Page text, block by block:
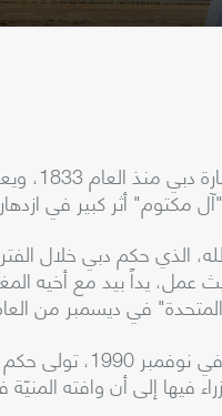
تتولى
مكتوم" أثر كبير في
عمل، يداً بيد مع أخيه
في ديسمبر من العام
عقب وفاة الشيخ
فيها إلى أن وافته المنيّة